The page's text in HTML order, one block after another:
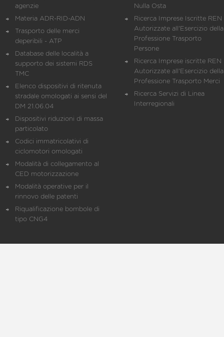
agenzie
Materia ADR-RID-ADN
Trasporto delle merci
deperibili - ATP
Database delle località a
supporto dei sistemi RDS
TMC
Elenco dispositivi di ritenuta
stradale omologati ai sensi del
DM 21.06.04
Dispositivi riduzioni di massa
particolato
Codici immatricolativi di
ciclomotori omologati
Modalità di collegamento al
CED motorizzazione
Modalità operative per il
rinnovo delle patenti
Riqualificazione bombole di
tipo CNG4
Nulla Osta
Ricerca Imprese Iscritte REN
Autorizzate all'Esercizio della
Professione Trasporto
Persone
Ricerca Imprese iscritte REN
Autorizzate all'Esercizio della
Professione Trasporto Merci
Ricerca Servizi di Linea
Interregionali